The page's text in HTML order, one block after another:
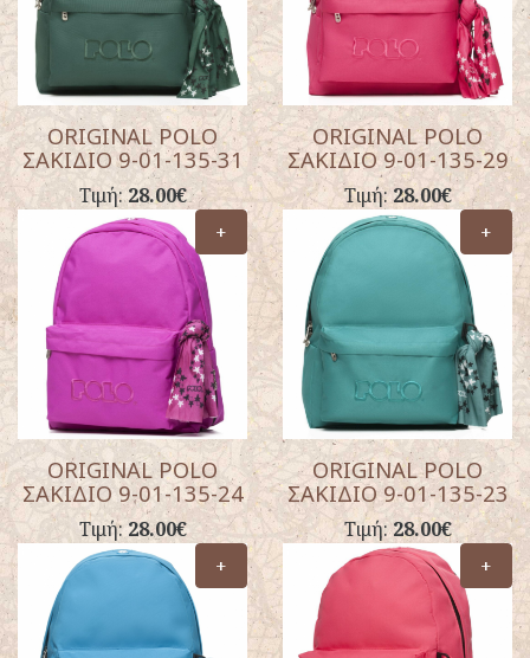
ORIGINAL POLO
ΣΑΚΙΔΙΟ 9-01-135-31
Τιμή:28.00€
ORIGINAL POLO
ΣΑΚΙΔΙΟ 9-01-135-29
Τιμή:28.00€
+
ORIGINAL POLO
ΣΑΚΙΔΙΟ 9-01-135-24
Τιμή: 28.00€
+
ORIGINAL POLO
ΣΑΚΙΔΙΟ 9-01-135-23
Τιμή:28.00€
+
+